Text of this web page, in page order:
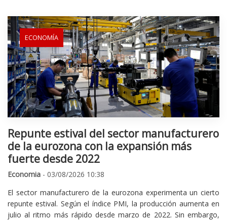
ECONOMÍA
Repunte estival del sector manufacturero
de la eurozona con la expansión más
fuerte desde 2022
Economia - 03/08/2026 10:38
El sector manufacturero de la eurozona experimenta un cierto
repunte estival. Según el índice PMI, la producción aumenta en
julio al ritmo más rápido desde marzo de 2022. Sin embargo,